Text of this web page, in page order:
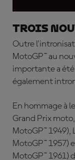
Trois
Outre
MotoGP™ au
importante a
également
En hommage à
Grand Prix
MotoGP™
MotoGP™ 1957)
MotoGP™ 1961)